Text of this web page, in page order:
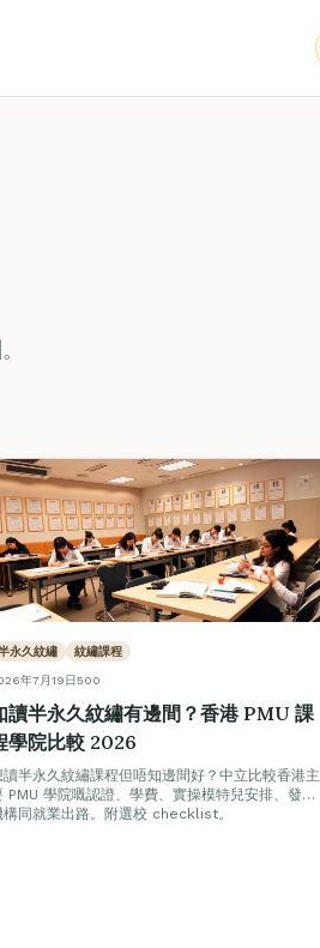
永久紋繡 紋繡課程
年7月19日500
讀半永久紋繡有邊間？香港 PMU 課
學院比較 2026
讀半永久紋繡課程但唔知邊間好？中立比較香港主
PMU 學院嘅認證、學費、實操模特兒安排、發證
構同就業出路。附選校 checklist。